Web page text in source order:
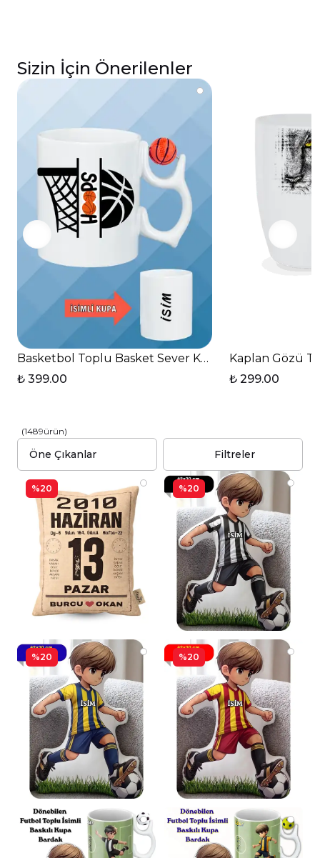
Sizin İçin Önerilenler
Basketbol Toplu Basket Sever Kupa Bardak Çay
₺ 399.00
Kaplan Gözü
₺ 299.00
(1489ürün)
Filtreler
%20 %20
%20 %20